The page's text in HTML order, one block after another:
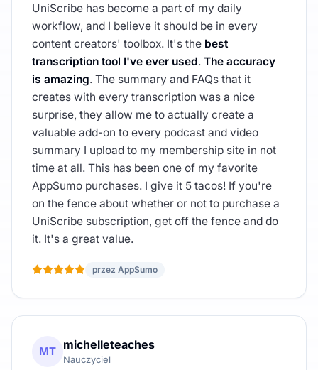
UniScribe has become a part of my daily
workflow, and I believe it should be in every
content creators' toolbox. It's the best
transcription tool I've ever used. The accuracy
is amazing. The summary and FAQs that it
creates with every transcription was a nice
surprise, they allow me to actually create a
valuable add-on to every podcast and video
summary I upload to my membership site in not
time at all. This has been one of my favorite
AppSumo purchases. I give it 5 tacos! If you're
on the fence about whether or not to purchase a
UniScribe subscription, get off the fence and do
it. It's a great value.
przez AppSumo
MT michelleteaches
Nauczyciel